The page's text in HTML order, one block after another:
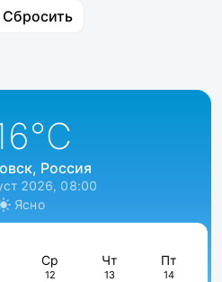
Сбросить
°C
Россия
2026, 08:00
Ясно
Ср
12
Чт
13
Пт
14